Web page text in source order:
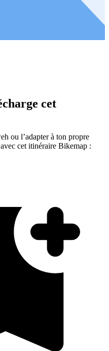
cet
ou l’adapter à ton propre
cet itinéraire Bikemap :